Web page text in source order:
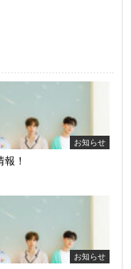
お知らせ
報！
お知らせ